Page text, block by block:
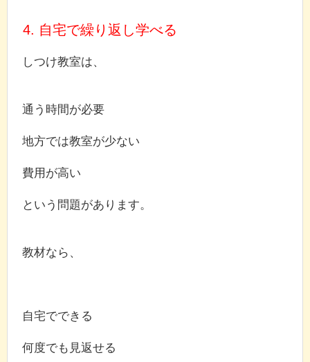
4. 自宅で繰り返し学べる
しつけ教室は、
通う時間が必要
地方では教室が少ない
費用が高い
という問題があります。
教材なら、
自宅でできる
何度でも見返せる